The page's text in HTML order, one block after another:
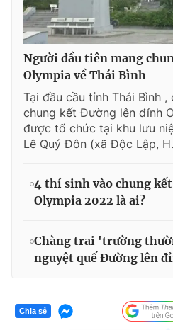
Người đầu tiên mang
Olympia về Thái Bình
Tại đầu cầu tỉnh Thái Bình
chung kết Đường lên đỉnh
được tổ chức tại khu lưu
Lê Quý Đôn (xã Độc Lập,
4 thí sinh vào chung
Olympia 2022 là ai?
Chàng trai 'trường
nguyệt quế Đường lên
Chia sẻ